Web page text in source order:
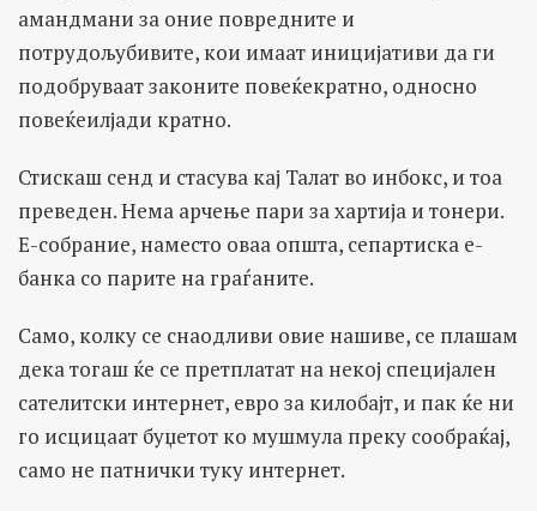
амандмани за оние повредните и
потрудољубивите, кои имаат иницијативи да ги
подобруваат законите повеќекратно, односно
повеќеилјади кратно.
Стискаш сенд и стасува кај Талат во инбокс, и тоа
преведен. Нема арчење пари за хартија и тонери.
Е-собрание, наместо оваа општа, сепартиска е-
банка со парите на граѓаните.
Само, колку се снаодливи овие нашиве, се плашам
дека тогаш ќе се претплатат на некој специјален
сателитски интернет, евро за килобајт, и пак ќе ни
го исцицаат буџетот ко мушмула преку сообраќај,
само не патнички туку интернет.